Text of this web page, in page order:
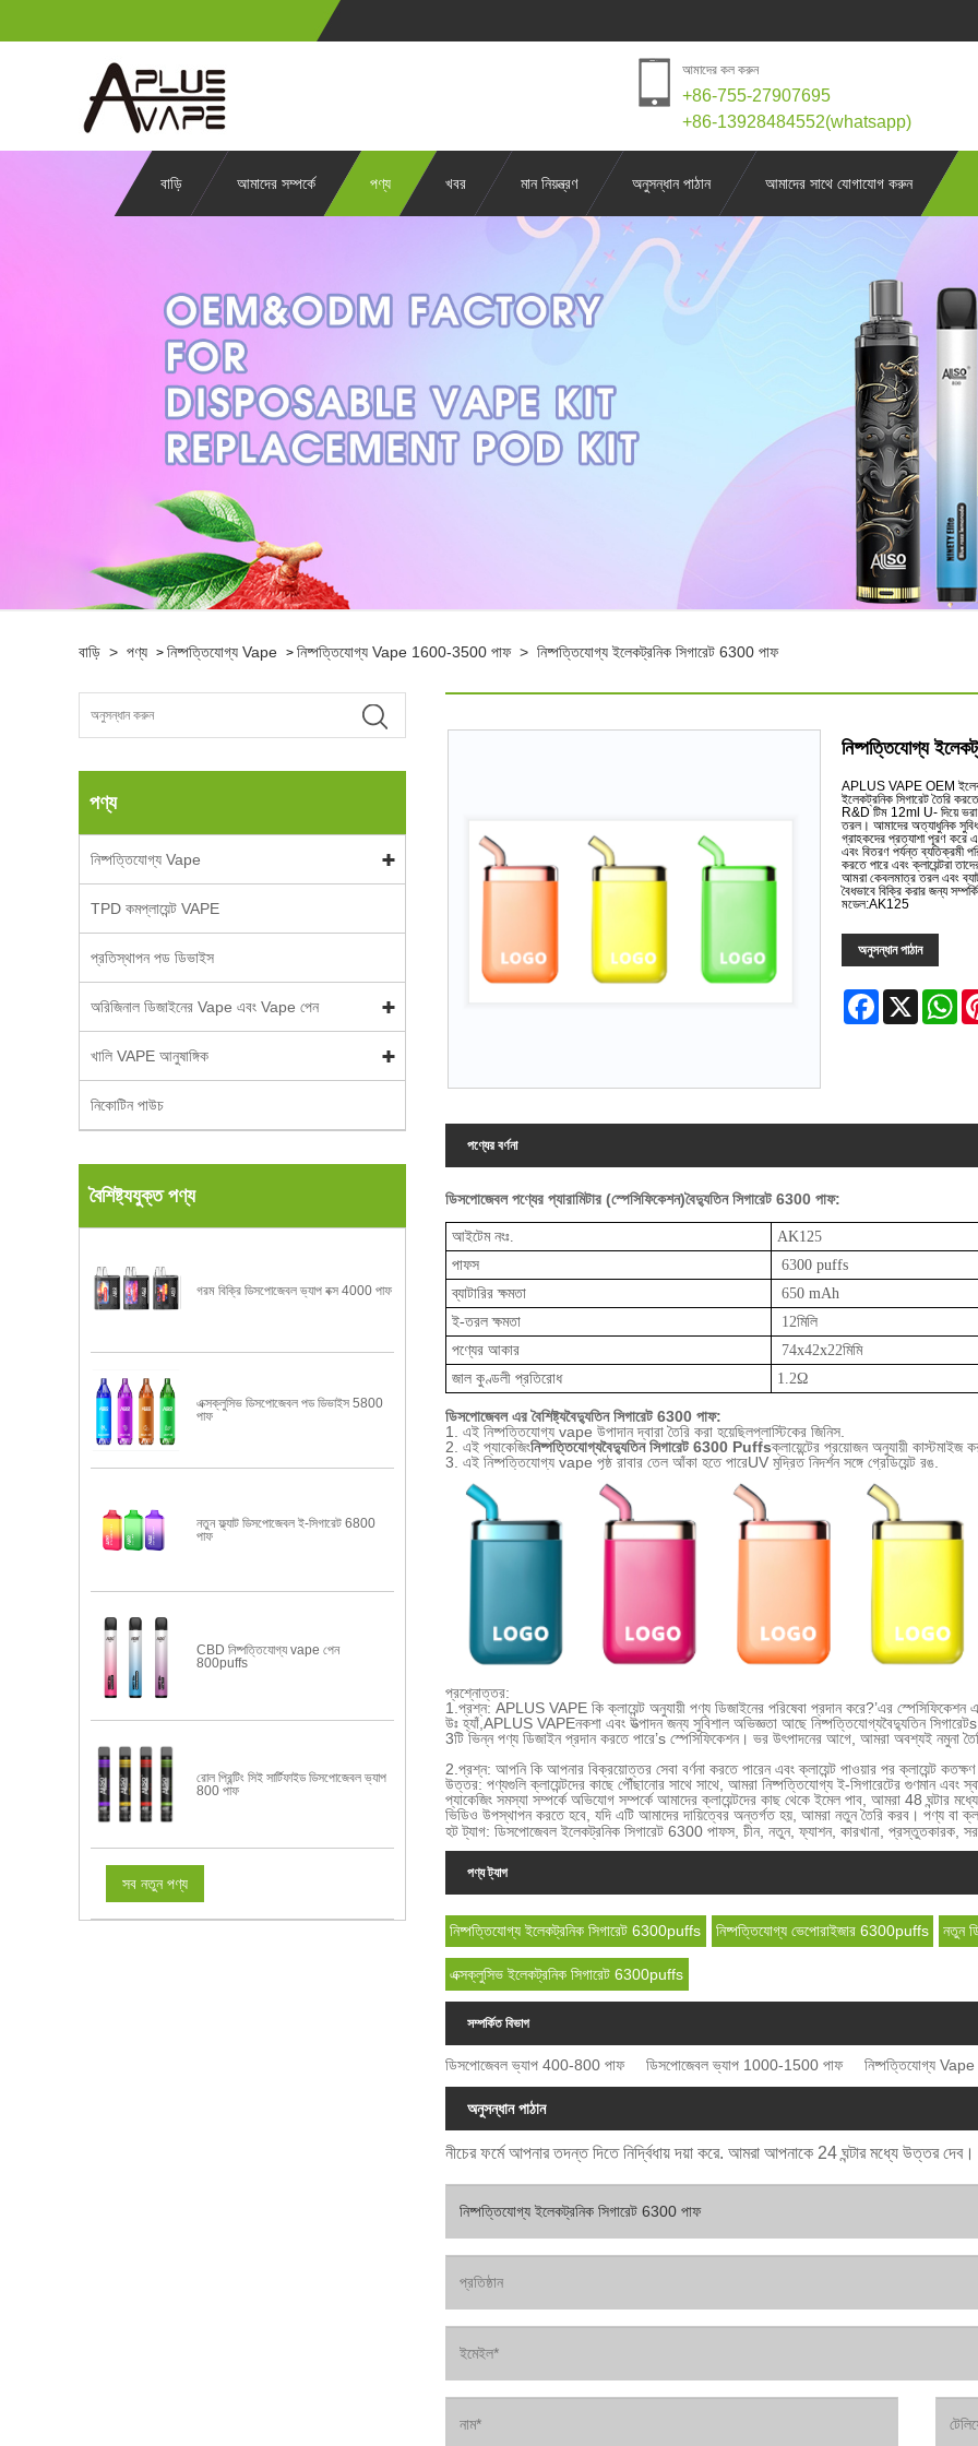
আমাদের কল করুন
+86-755-27907695
+86-13928484552(whatsapp)
বাড়ি আমাদের সম্পর্কে পণ্য খবর মান নিয়ন্ত্রণ অনুসন্ধান পাঠান আমাদের সাথে যোগাযোগ করুন
বাড়ি > পণ্য > নিষ্পত্তিযোগ্য Vape > নিষ্পত্তিযোগ্য Vape 1600-3500 পাফ > নিষ্পত্তিযোগ্য ইলেকট্রনিক সিগারেট 6300 পাফ
পণ্য
নিষ্পত্তিযোগ্য Vape
TPD কমপ্লায়েন্ট VAPE
প্রতিস্থাপন পড ডিভাইস
অরিজিনাল ডিজাইনের Vape এবং Vape পেন
খালি VAPE আনুষাঙ্গিক
নিকোটিন পাউচ
বৈশিষ্ট্যযুক্ত পণ্য
গরম বিক্রি ডিসপোজেবল ভ্যাপ বক্স 4000 পাফ
এক্সক্লুসিভ ডিসপোজেবল পড ডিভাইস 5800
পাফ
নতুন ফ্ল্যাট ডিসপোজেবল ই-সিগারেট 6800
পাফ
CBD নিষ্পত্তিযোগ্য vape পেন
800puffs
রোল প্রিন্টিং সিই সার্টিফাইড ডিসপোজেবল ভ্যাপ
800 পাফ
সব নতুন পণ্য
নিষ্পত্তিযোগ্য
APLUS VAPE OEM
ইলেকট্রনিক সিগারেট তৈরি
R&D টিম 12ml U- দিয়ে ভরা
তরল। আমাদের অত্যাধুনিক
গ্রাহকদের প্রত্যাশা পূরণ করে
এবং বিতরণ পর্যন্ত ব্যতিক্রমী
করতে পারে এবং ক্লায়েন্টরা
আমরা কেবলমাত্র তরল এবং
বৈধভাবে বিক্রি করার জন্য
মডেল:AK125
অনুসন্ধান পাঠান
Facebook
পণ্যের বর্ণনা
ডিসপোজেবল পণ্যের প্যারামিটার (স্পেসিফিকেশন)বৈদ্যুতিন সিগারেট 6300 পাফ:
আইটেম নংঃ. AK125
পাফস
6300 puffs
ব্যাটারির ক্ষমতা
650 mAh
ই-তরল ক্ষমতা
12মিলি
পণ্যের আকার
74x42x22মিমি
জাল কুণ্ডলী প্রতিরোধ
1.2Ω
ডিসপোজেবল এর বৈশিষ্ট্যবৈদ্যুতিন সিগারেট 6300 পাফ:
1. এই নিষ্পত্তিযোগ্য vape উপাদান দ্বারা তৈরি করা হয়েছিলপ্লাস্টিকের জিনিস
2. এই প্যাকেজিংনিষ্পত্তিযোগ্যবৈদ্যুতিন সিগারেট 6300 Puffsক্লায়েন্টের প্রয়োজন অনুযায়ী কাস্টমাইজ
3. এই নিষ্পত্তিযোগ্য vape পৃষ্ঠ রাবার তেল আঁকা হতে পারেUV মুদ্রিত নিদর্শন সঙ্গে গ্রেডিয়েন্ট রঙ
প্রশ্নোত্তর:
1. প্রশ্ন: APLUS VAPE কি ক্লায়েন্ট অনুযায়ী পণ্য ডিজাইনের পরিষেবা প্রদান করে?’এর স্পেসিফিকেশন
উঃ হ্যাঁ, APLUS VAPEনকশা এবং উত্পাদন জন্য সুবিশাল অভিজ্ঞতা আছে নিষ্পত্তিযোগ্যবৈদ্যুতিন সিগারেটs
3টি ভিন্ন পণ্য ডিজাইন প্রদান করতে পারে’s স্পেসিফিকেশন। ভর উৎপাদনের আগে, আমরা অবশ্যই নমুনা
2. প্রশ্ন: আপনি কি আপনার বিক্রয়োত্তর সেবা বর্ণনা করতে পারেন এবং ক্লায়েন্ট পাওয়ার পর ক্লায়েন্ট
উত্তর: পণ্যগুলি ক্লায়েন্টদের কাছে পৌঁছানোর সাথে সাথে, আমরা নিষ্পত্তিযোগ্য ই-সিগারেটের গুণমান এবং
প্যাকেজিং সমস্যা সম্পর্কে অভিযোগ সম্পর্কে আমাদের ক্লায়েন্টদের কাছ থেকে ইমেল পাব, আমরা 48 ঘন্টার
ভিডিও উপস্থাপন করতে হবে, যদি এটি আমাদের দায়িত্বের অন্তর্গত হয়, আমরা নতুন তৈরি করব। পণ্য বা
হট ট্যাগ: ডিসপোজেবল ইলেকট্রনিক সিগারেট 6300 পাফস, চীন, নতুন, ফ্যাশন, কারখানা, প্রস্তুতকারক,
পণ্য ট্যাগ
নিষ্পত্তিযোগ্য ইলেকট্রনিক সিগারেট 6300puffs নিষ্পত্তিযোগ্য ভেপোরাইজার 6300puffs নতুন
এক্সক্লুসিভ ইলেকট্রনিক সিগারেট 6300puffs
সম্পর্কিত বিভাগ
ডিসপোজেবল ভ্যাপ 400-800 পাফ ডিসপোজেবল ভ্যাপ 1000-1500 পাফ নিষ্পত্তিযোগ্য
অনুসন্ধান পাঠান
নীচের ফর্মে আপনার তদন্ত দিতে নির্দ্বিধায় দয়া করে. আমরা আপনাকে 24 ঘন্টার মধ্যে উত্তর দেব।